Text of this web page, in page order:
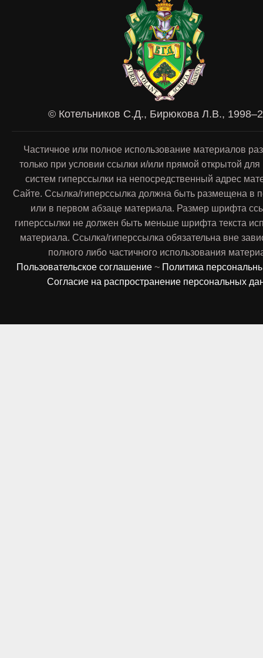
© Котельников С.Д., Бирюкова Л.В.,
Частичное или полное использование материалов
только при условии ссылки и/или прямой открытой
систем гиперссылки на непосредственный адрес
Сайте. Ссылка/гиперссылка должна быть размещена в
или в первом абзаце материала. Размер шрифта
гиперссылки не должен быть меньше шрифта текста
материала. Ссылка/гиперссылка обязательна вне
полного либо частичного использования
Пользовательское соглашение ~ Политика
Согласие на распространение персональных